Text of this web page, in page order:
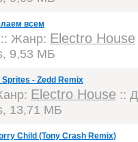
всем
:: Жанр: Electro House
9,53 МБ
- Zedd Remix
Electro House ::
13,71 МБ
Child (Tony Crash Remix)